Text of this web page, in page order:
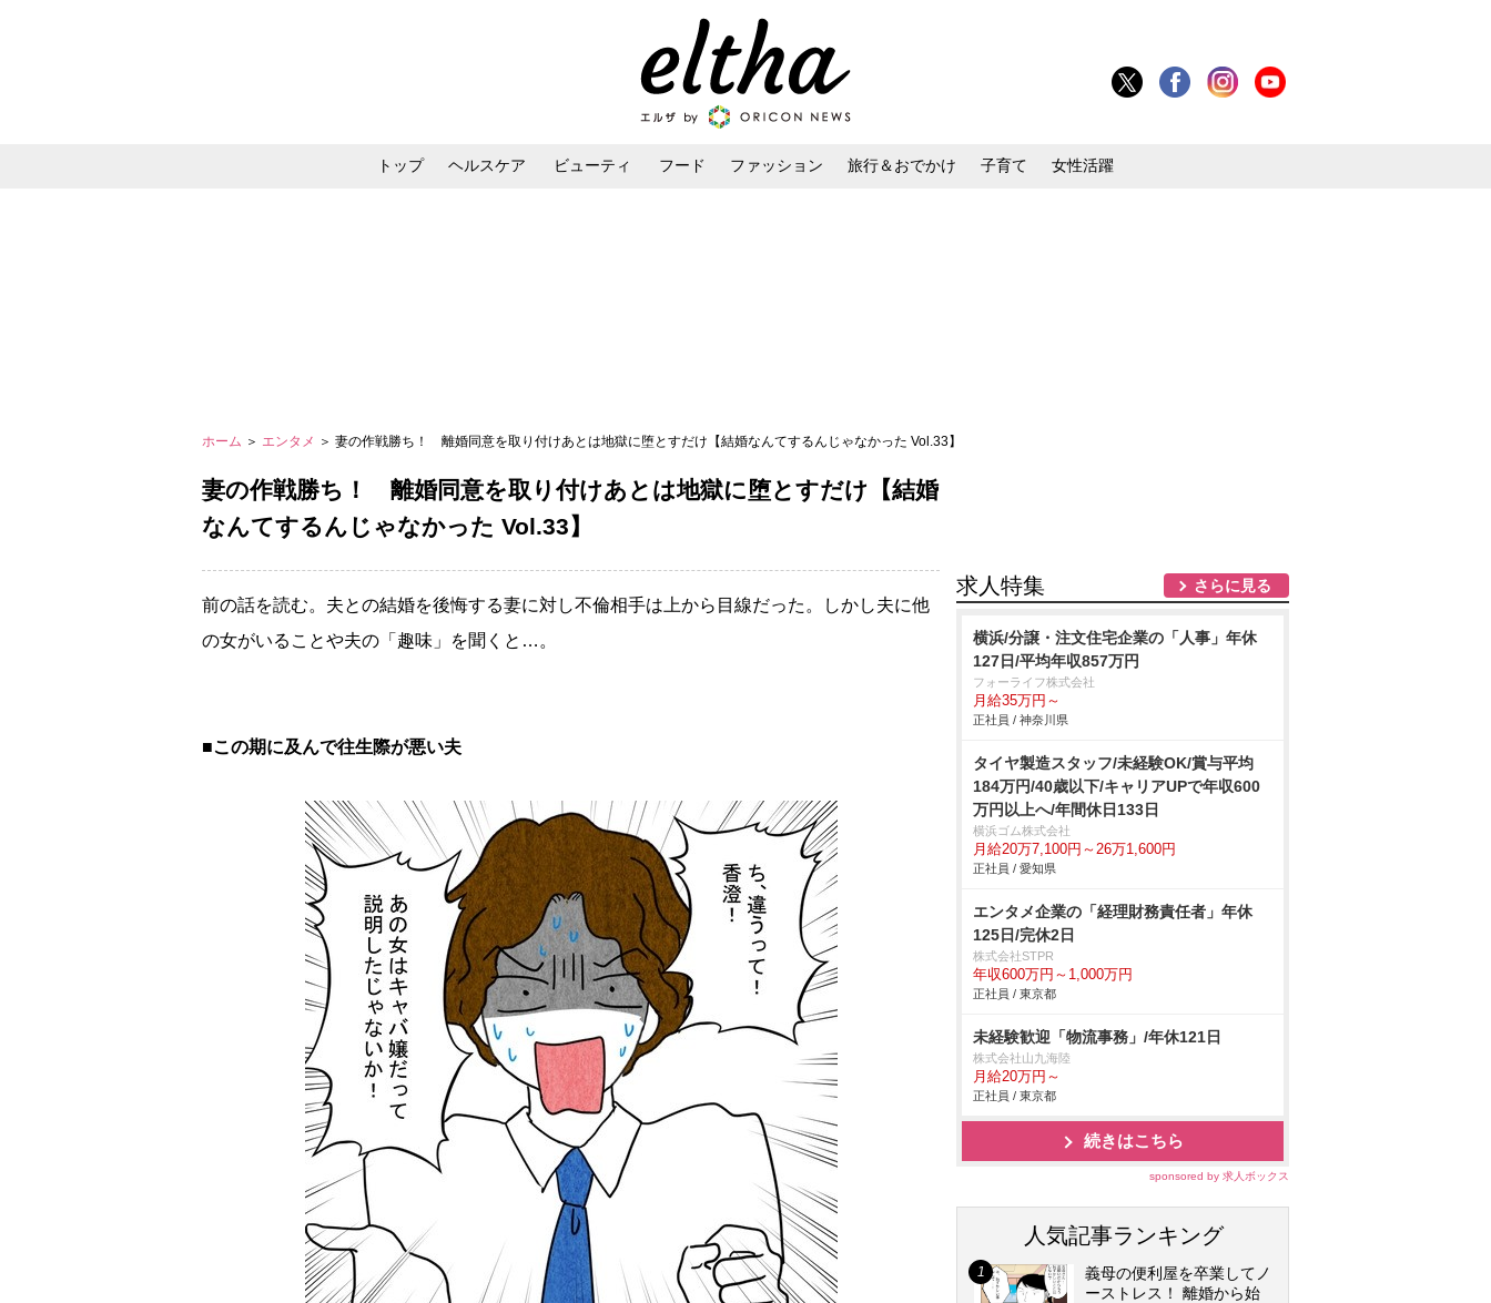
トップ ヘルスケア ビューティ フード ファッション 旅行＆おでかけ 子育て 女性活躍
ホーム ＞ エンタメ ＞ 妻の作戦勝ち！ 離婚同意を取り付けあとは地獄に堕とすだけ【結婚なんてするんじゃなかった Vol.33】
妻の作戦勝ち！ 離婚同意を取り付けあとは地獄に堕とすだけ【結婚
なんてするんじゃなかった Vol.33】
前の話を読む。夫との結婚を後悔する妻に対し不倫相手は上から目線だった。しかし夫に他
の女がいることや夫の「趣味」を聞くと…。
■この期に及んで往生際が悪い夫
求人特集 さらに見る
横浜/分譲・注文住宅企業の「人事」年休
127日/平均年収857万円
フォーライフ株式会社
月給35万円～
正社員 / 神奈川県
タイヤ製造スタッフ/未経験OK/賞与平均
184万円/40歳以下/キャリアUPで年収600
万円以上へ/年間休日133日
横浜ゴム株式会社
月給20万7,100円～26万1,600円
正社員 / 愛知県
エンタメ企業の「経理財務責任者」年休
125日/完休2日
株式会社STPR
年収600万円～1,000万円
正社員 / 東京都
未経験歓迎「物流事務」/年休121日
株式会社山九海陸
月給20万円～
正社員 / 東京都
続きはこちら
sponsored by 求人ボックス
人気記事ランキング
義母の便利屋を卒業してノ
ーストレス！ 離婚から始